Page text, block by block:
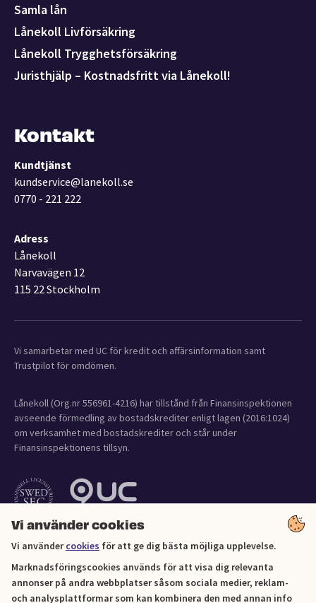
Vi använder cookies
Vi användercookies för att ge dig bästa möjliga upplevelse.
Marknadsföringscookies används för att visa dig relevanta
annonser på andra webbplatser såsom sociala medier, reklam-
och analysplattformar som kan kombinera den med annan info
Samla lån
Lånekoll Livförsäkring
Lånekoll Trygghetsförsäkring
Juristhjälp – Kostnadsfritt via Lånekoll!
Kontakt
Kundtjänst
kundservice@lanekoll.se
0770 - 221 222
Adress
Lånekoll
Narvavägen 12
115 22 Stockholm
Vi samarbetar med UC för kredit och affärsinformation samt
Trustpilot för omdömen.
Lånekoll (Org.nr 556961-4216) har tillstånd från Finansinspektionen
avseende förmedling av bostadskrediter enligt lagen (2016:1024)
om verksamhet med bostadskrediter och står under
Finansinspektionens tillsyn.